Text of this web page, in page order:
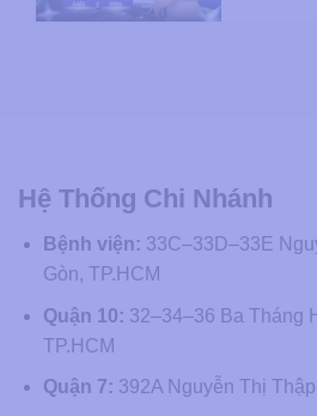
Hệ Thống Chi Nhánh
Bệnh viện: 33C–33D–33E
Gòn, TP.HCM
Quận 10: 32–34–36 Ba Tháng
TP.HCM
Quận 7: 392A Nguyễn Thị